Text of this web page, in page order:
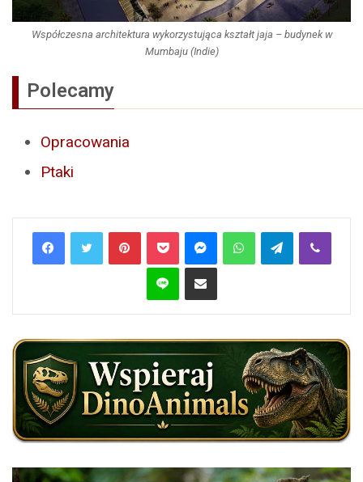
Współczesna architektura wykorzystująca kształt jaja – budynek w
Mumbaju (Indie)
Polecamy
Opracowania
Ptaki
PinterestPocket MessengerWhatsAppTelegramViber
Line Share via Email